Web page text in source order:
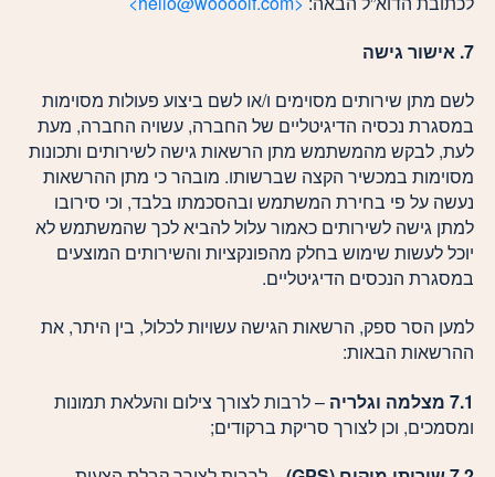
7. אישור גישה
לשם מתן שירותים מסוימים ו/או לשם ביצוע פעולות מסוימות
במסגרת נכסיה הדיגיטליים של החברה, עשויה החברה, מעת
לעת, לבקש מהמשתמש מתן הרשאות גישה לשירותים ותכונות
מסוימות במכשיר הקצה שברשותו. מובהר כי מתן ההרשאות
נעשה על פי בחירת המשתמש ובהסכמתו בלבד, וכי סירובו
למתן גישה לשירותים כאמור עלול להביא לכך שהמשתמש לא
יוכל לעשות שימוש בחלק מהפונקציות והשירותים המוצעים
במסגרת הנכסים הדיגיטליים.
למען הסר ספק, הרשאות הגישה עשויות לכלול, בין היתר, את
ההרשאות הבאות:
7.1 מצלמה וגלריה
– לרבות לצורך צילום והעלאת תמונות
ומסמכים, וכן לצורך סריקת ברקודים;